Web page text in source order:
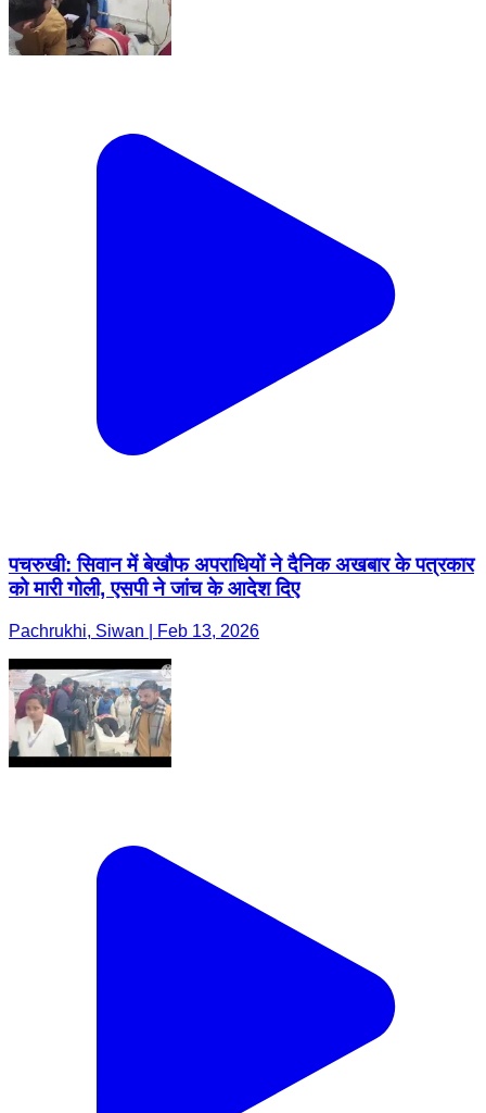
पचरुखी: सिवान में बेखौफ अपराधियों ने दैनिक अखबार के पत्रकार
को मारी गोली, एसपी ने जांच के आदेश दिए
Pachrukhi, Siwan | Feb 13, 2026